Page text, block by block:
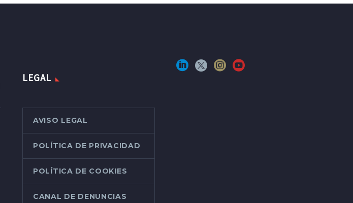
LEGAL
AVISO LEGAL
POLÍTICA DE PRIVACIDAD
POLÍTICA DE COOKIES
CANAL DE DENUNCIAS